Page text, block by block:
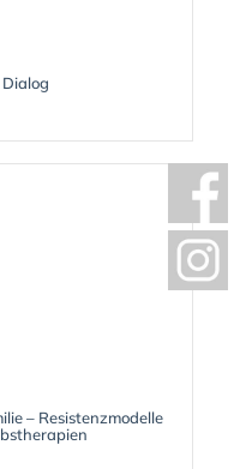
– Resistenzmodelle